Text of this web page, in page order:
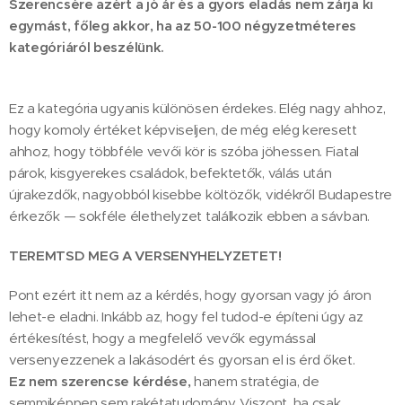
Szerencsére azért a jó ár és a gyors eladás nem zárja ki
egymást, főleg akkor, ha az 50-100 négyzetméteres
kategóriáról beszélünk.
Ez a kategória ugyanis különösen érdekes. Elég nagy ahhoz,
hogy komoly értéket képviseljen, de még elég keresett
ahhoz, hogy többféle vevői kör is szóba jöhessen. Fiatal
párok, kisgyerekes családok, befektetők, válás után
újrakezdők, nagyobból kisebbe költözők, vidékről Budapestre
érkezők — sokféle élethelyzet találkozik ebben a sávban.
TEREMTSD MEG A VERSENYHELYZETET!
Pont ezért itt nem az a kérdés, hogy gyorsan vagy jó áron
lehet-e eladni. Inkább az, hogy fel tudod-e építeni úgy az
értékesítést, hogy a megfelelő vevők egymással
versenyezzenek a lakásodért és gyorsan el is érd őket.
Ez nem szerencse kérdése, hanem stratégia, de